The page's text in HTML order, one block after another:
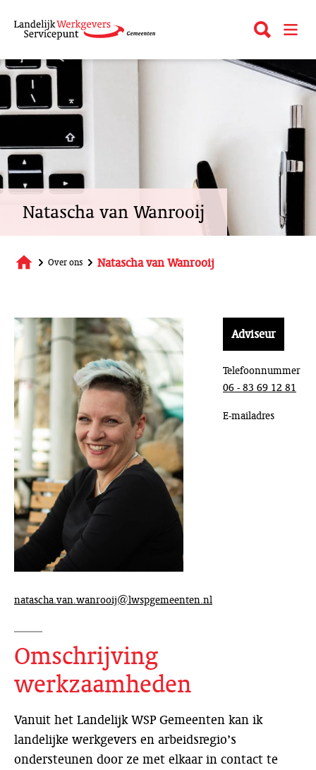
de
inhoud
gaan
Zoeken
Natascha van Wanrooij
Over ons Natascha van Wanrooij
Adviseur
Telefoonnummer
06 - 83 69 12 81
E-mailadres
natascha.van.wanrooij@lwspgemeenten.nl
Omschrijving
werkzaamheden
Vanuit het Landelijk WSP Gemeenten kan ik
landelijke werkgevers en arbeidsregio’s
ondersteunen door ze met elkaar in contact te